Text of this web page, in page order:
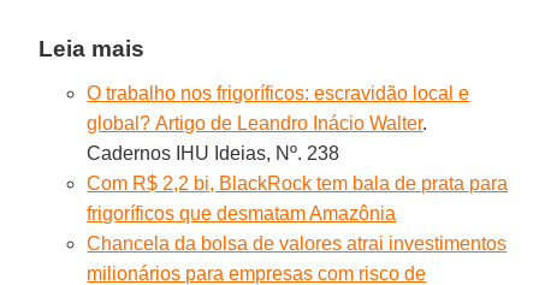
Leia mais
O trabalho nos frigoríficos: escravidão local e
global? Artigo de Leandro Inácio Walter.
Cadernos IHU Ideias, Nº. 238
Com R$ 2,2 bi, BlackRock tem bala de prata para
frigoríficos que desmatam Amazônia
Chancela da bolsa de valores atrai investimentos
milionários para empresas com risco de